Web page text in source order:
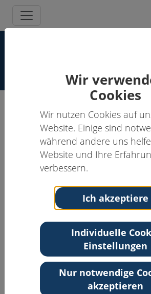
Wir
Cookies
Wir nutzen Cookies auf
Website. Einige sind
während andere uns
Website und Ihre
verbessern.
Ich akzeptiere
Individuelle
Einstellungen
Nur notwendige
akzeptieren
Janina von Borstel
Schmerzpsychotherapeut:in
Anschrift
Bremervörde
Gnarrenburger Straße
27432 Bremervörde
Zurück zur Übersicht